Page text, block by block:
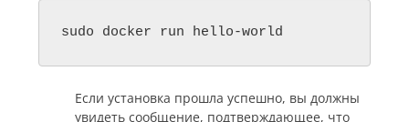
sudo docker run hello-world
Если установка прошла успешно, вы должны
увидеть сообщение, подтверждающее, что